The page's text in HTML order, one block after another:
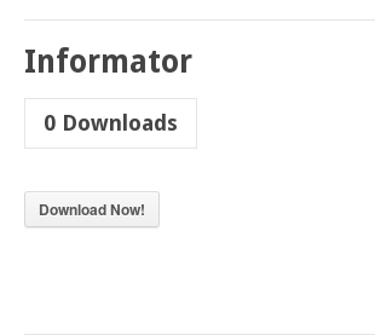
Informator
0 Downloads
Download Now!